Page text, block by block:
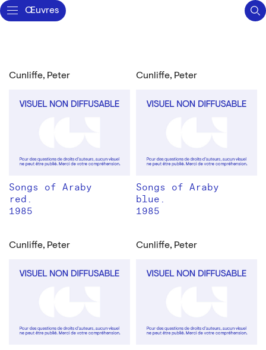
Œuvres
Cunliffe, Peter
Songs of Araby
red.
1985
Cunliffe, Peter
Songs of Araby
blue.
1985
Cunliffe, Peter Cunliffe, Peter